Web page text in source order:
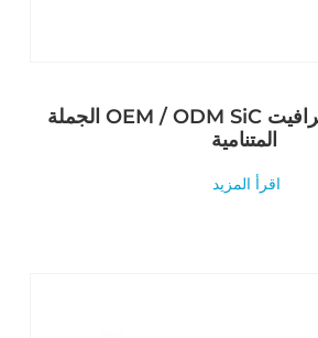
الجملة OEM / ODM SiC سبيكة بوتقة الجرافيت
اقرأ المزيد